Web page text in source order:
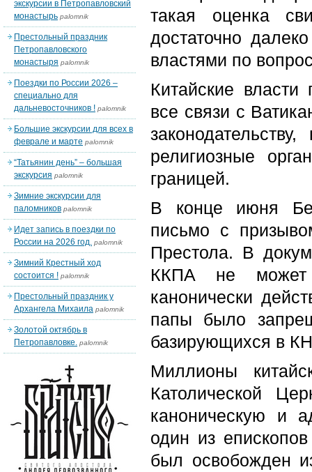
такая оценка
достаточно
властями по
Китайские власти
все связи с
религиозные
границей.
В конце июня
письмо с
Престола. В
ККПА не может
канонически
папы было
базирующихся в
Миллионы
Католической
каноническую и
один из
был освобожден
экскурсии в Петропавловский
монастырь palomnik
Престольный праздник
Петропавловского
монастыря palomnik
Поездки по России 2026 –
специально для
дальневосточников ! palomnik
Большие экскурсии для всех в
феврале и марте palomnik
“Татьянин день” – большая
экскурсия palomnik
Зимние экскурсии для
паломников palomnik
Идет запись в поездки по
России на 2026 год. palomnik
Зимний Крестный ход
состоится ! palomnik
Престольный праздник у
Архангела Михаила palomnik
Золотой октябрь в
Петропавловке. palomnik